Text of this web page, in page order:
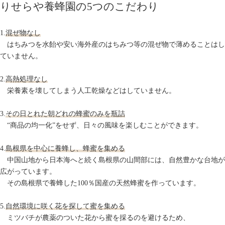
りせらや養蜂園の5つのこだわり
1.混ぜ物なし
はちみつを水飴や安い海外産のはちみつ等の混ぜ物で薄めることはし
ていません。
2.高熱処理なし
栄養素を壊してしまう人工乾燥などはしていません。
3.その日とれた朝どれの蜂蜜のみを瓶詰
“商品の均一化”をせず、日々の風味を楽しむことができます。
4.島根県を中心に養蜂し、蜂蜜を集める
中国山地から日本海へと続く島根県の山間部には、自然豊かな台地が
広がっています。
その島根県で養蜂した100％国産の天然蜂蜜を作っています。
5.自然環境に咲く花を探して蜜を集める
ミツバチが農薬のついた花から蜜を採るのを避けるため、